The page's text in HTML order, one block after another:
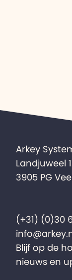
Arkey
Landjuweel
3905 PG
(+31) (0)30
Blijf op de
nieuws en